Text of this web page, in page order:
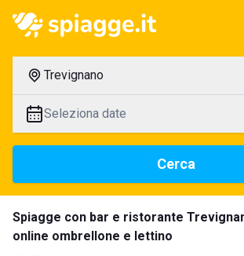
Trevignano
Seleziona date
Cerca
Spiagge con bar e ristorante
online ombrellone e lettino